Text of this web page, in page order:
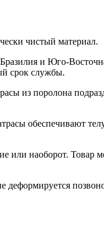
чистый материал.
Бразилия и Юго-
срок службы.
из поролона
обеспечивают
или наоборот. Товар
деформируется